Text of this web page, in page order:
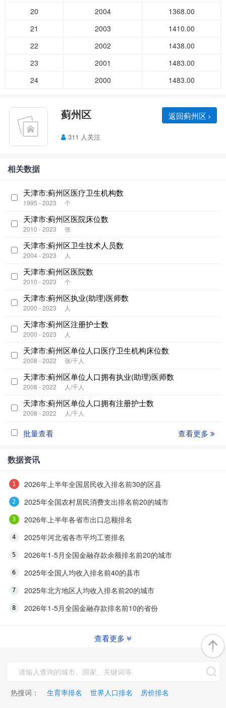
20
2004
1368.00
21
2003
1410.00
22
2002
1438.00
23
2001
1483.00
24
2000 1483.00
蓟州区 返回蓟州区
311 人关注
相关数据
天津市:蓟州区医疗卫生机构数
1995 - 2023 个
天津市:蓟州区医院床位数
2010 - 2023 张
天津市:蓟州区卫生技术人员数
2004 - 2023 人
天津市:蓟州区医院数
2010 - 2023 个
天津市:蓟州区执业(助理)医师数
2000 - 2023 人
天津市:蓟州区注册护士数
2000 - 2023 人
天津市:蓟州区单位人口医疗卫生机构床位数
2008 - 2022 张/千人
天津市:蓟州区单位人口拥有执业(助理)医师数
2008 - 2022 人/千人
天津市:蓟州区单位人口拥有注册护士数
2008 - 2022 人/千人
批量查看 查看更多
数据资讯
2026年上半年全国居民收入排名前30的区县
2025年全国农村居民消费支出排名前20的城市
2026年上半年各省市出口总额排名
2025年河北省各市平均工资排名
2026年1-5月全国金融存款余额排名前20的城市
2025年全国人均收入排名前40的县市
2025年北方地区人均收入排名前20的城市
2026年1-5月全国金融存款排名前10的省份
查看更多
热搜词： 生育率排名 世界人口排名 房价排名